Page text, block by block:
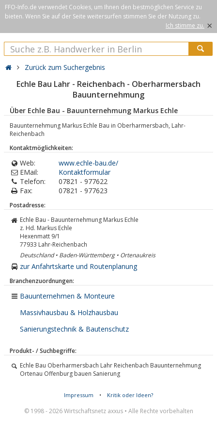
FFO-Info.de verwendet Cookies, um Ihnen den bestmöglichen Service zu
bieten. Wenn Sie auf der Seite weitersurfen stimmen Sie der Nutzung zu.
Ich stimme zu. ×
Zurück zum Suchergebnis
Echle Bau Lahr - Reichenbach - Oberharmersbach
Bauunternehmung
Über Echle Bau - Bauunternehmung Markus Echle
Bauunternehmung Markus Echle Bau in Oberharmersbach, Lahr-
Reichenbach
Kontaktmöglichkeiten:
Web:
www.echle-bau.de/
EMail:
Kontaktformular
Telefon:
07821 - 977622
Fax:
07821 - 977623
Postadresse:
Echle Bau - Bauunternehmung Markus Echle
z. Hd. Markus Echle
Hexenmatt 9/1
77933 Lahr-Reichenbach
Deutschland • Baden-Württemberg • Ortenaukreis
zur Anfahrtskarte und Routenplanung
Branchenzuordnungen:
Bauunternehmen & Monteure
Massivhausbau & Holzhausbau
Sanierungstechnik & Bautenschutz
Produkt- / Suchbegriffe:
Echle Bau Oberharmersbach Lahr Reichenbach Bauunternehmung
Ortenau Offenburg bauen Sanierung
Impressum • Kritik oder Ideen?
© 1998 - 2026 Wirtschaftsnetz axxus • Alle Rechte vorbehalten